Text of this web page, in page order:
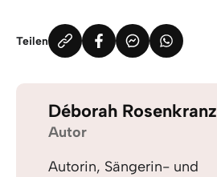
Teilen
Déborah Rosenkranz
Autor
Autorin, Sängerin- und